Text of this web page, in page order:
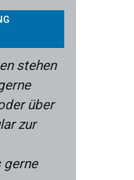
stehen
über
zur
gerne